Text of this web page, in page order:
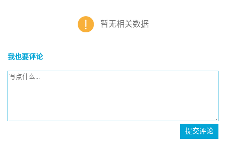
暂无相关数据
我也要评论
提交评论